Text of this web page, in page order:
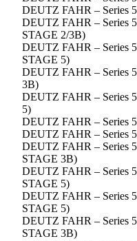
DEUTZ FAHR – Series
DEUTZ FAHR – Series
STAGE 2/3B)
DEUTZ FAHR – Series
STAGE 5)
DEUTZ FAHR – Series
3B)
DEUTZ FAHR – Series
5)
DEUTZ FAHR – Series
DEUTZ FAHR – Series
DEUTZ FAHR – Series
STAGE 3B)
DEUTZ FAHR – Series
STAGE 5)
DEUTZ FAHR – Series
STAGE 5)
DEUTZ FAHR – Series
STAGE 3B)